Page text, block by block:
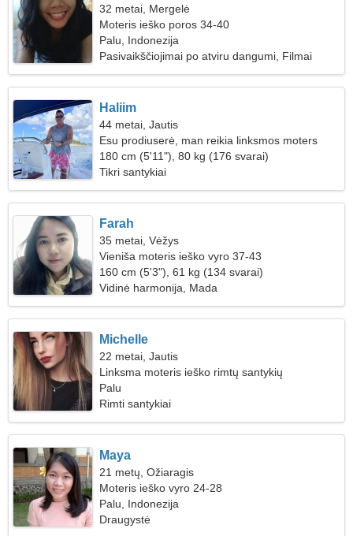
32 metai, Mergelė
Moteris ieško poros 34-40
Palu, Indonezija
Pasivaikščiojimai po atviru dangumi, Filmai
Haliim
44 metai, Jautis
Esu prodiuserė, man reikia linksmos moters
180 cm (5'11"), 80 kg (176 svarai)
Tikri santykiai
Farah
35 metai, Vėžys
Vieniša moteris ieško vyro 37-43
160 cm (5'3"), 61 kg (134 svarai)
Vidinė harmonija, Mada
Michelle
22 metai, Jautis
Linksma moteris ieško rimtų santykių
Palu
Rimti santykiai
Maya
21 metų, Ožiaragis
Moteris ieško vyro 24-28
Palu, Indonezija
Draugystė